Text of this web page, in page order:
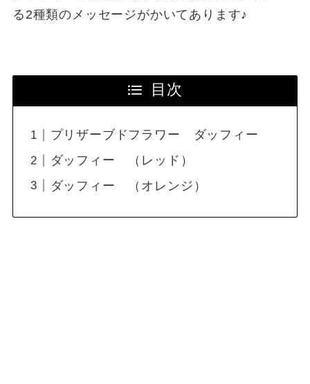
る2種類のメッセージがかいてあります♪
目次
プリザーブドフラワー ダッフィー
ダッフィー （レッド）
ダッフィー （オレンジ）